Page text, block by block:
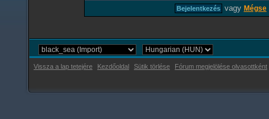
vagy Mégse
Vissza a lap tetejére Kezdőoldal Sütik törlése Fórum megjelölése olvasottként